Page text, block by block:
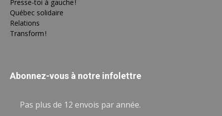
Presse-toi à gauche !
Québec solidaire
Relations
Transform !
Abonnez-vous à notre infolettre
Pas plus de 12 envois par année.